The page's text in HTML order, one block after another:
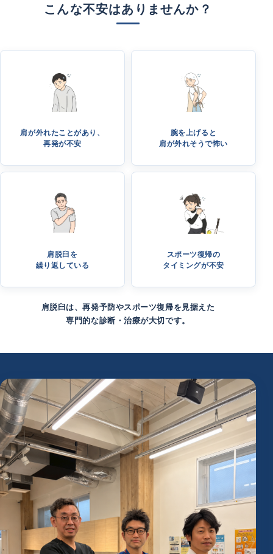
こんな不安はありませんか？
肩が外れたことがあり、
再発が不安
腕を上げると
肩が外れそうで怖い
肩脱臼を
繰り返している
スポーツ復帰の
タイミングが不安
肩脱臼は、再発予防やスポーツ復帰を見据えた
専門的な診断・治療が大切です。